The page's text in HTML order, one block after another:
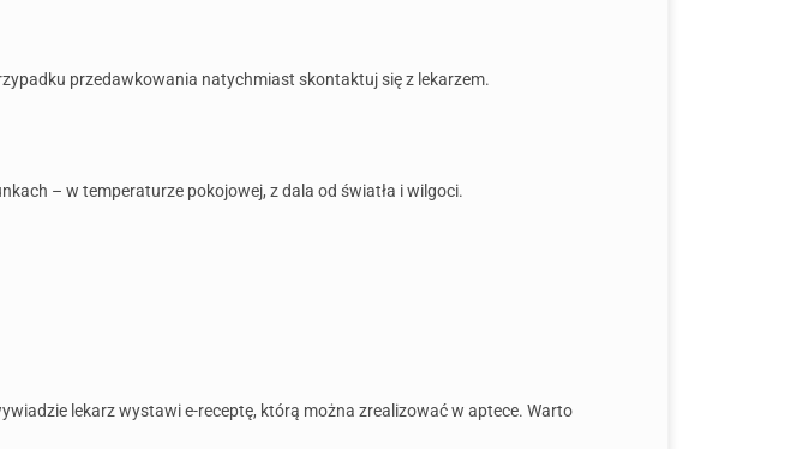
przedawkowania natychmiast skontaktuj się z lekarzem.
– w temperaturze pokojowej, z dala od światła i wilgoci.
lekarz wystawi e-receptę, którą można zrealizować w aptece. Warto